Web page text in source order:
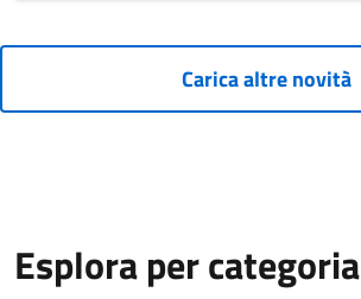
Carica altre novità
Esplora per categoria